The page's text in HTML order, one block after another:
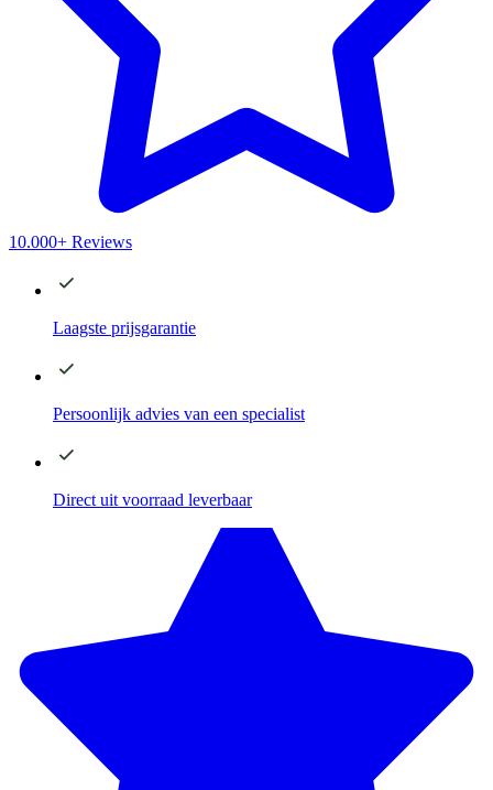
10.000+ Reviews
Laagste prijsgarantie
Persoonlijk advies van een specialist
Direct uit voorraad leverbaar